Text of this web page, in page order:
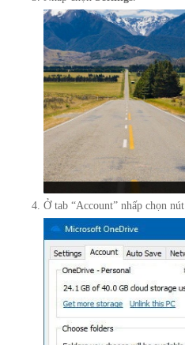
Ở tab “Account” nhấp chọn nút